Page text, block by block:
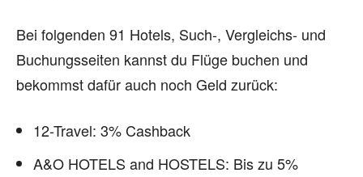
Bei folgenden 91 Hotels, Such-, Vergleichs- und
Buchungsseiten kannst du Flüge buchen und
bekommst dafür auch noch Geld zurück:
12-Travel: 3% Cashback
A&O HOTELS and HOSTELS: Bis zu 5%